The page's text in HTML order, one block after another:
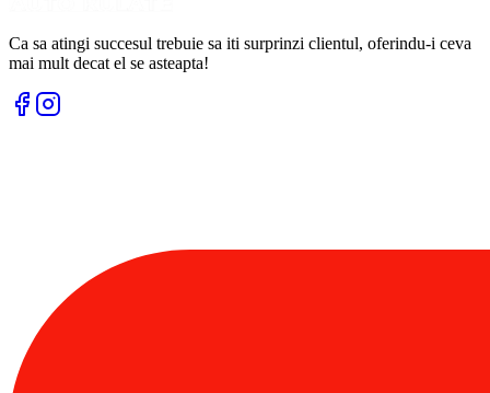
Ca sa atingi succesul trebuie sa iti surprinzi clientul, oferindu-i ceva
mai mult decat el se asteapta!